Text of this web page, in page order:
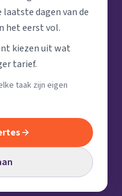
laatste dagen van de
het eerst vol.
kiezen uit wat
tarief.
taak zijn eigen